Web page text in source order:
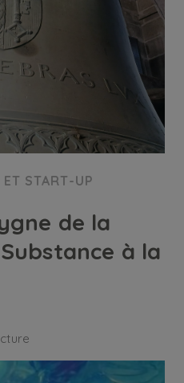
ET START-UP
de la
à la